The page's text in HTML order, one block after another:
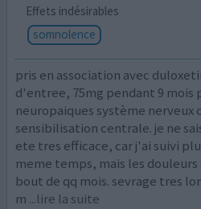
Effets indésirables
somnolence
pris en association avec
d'entree, 75mg pendant 9 mois
neuropaiques système
sensibilisation centrale. je ne
ete tres efficace, car j'ai suivi
meme temps, mais les
bout de qq mois. sevrage tres
m ...lire la suite